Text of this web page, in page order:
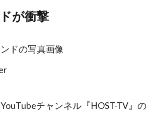
が衝撃
チャンネル『HOST-TV』の